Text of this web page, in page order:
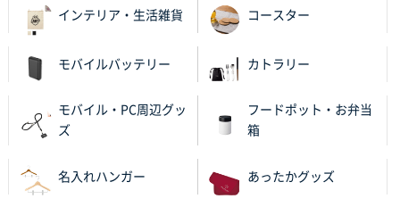
のし文言が変更できたのと価格。
千葉県M社様
ワンポイント箔押し紙袋 Sサイズ(A5対応)
営業ご担当者さまより、ご丁寧なサポートをいただ
き、他のネット印刷サービスよりも安心して購入まで
インテリア・生活雑貨 コースター
モバイルバッテリー カトラリー
モバイル・PC周辺グッ
ズ
フードポット・お弁当
箱
名入れハンガー あったかグッズ